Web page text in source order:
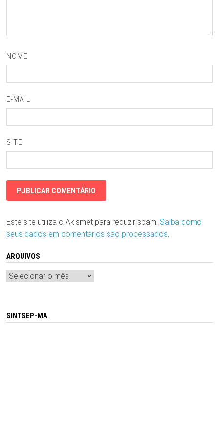
NOME
E-MAIL
SITE
Este site utiliza o Akismet para reduzir spam. Saiba como
seus dados em comentários são processados.
ARQUIVOS
Arquivos
SINTSEP-MA